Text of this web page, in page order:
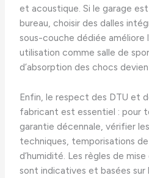
et acoustique. Si le garage
bureau, choisir des dalles
sous-couche dédiée améliore
utilisation comme salle de
d’absorption des chocs
Enfin, le respect des DTU et
fabricant est essentiel : pour
garantie décennale, vérifier
techniques, temporisations
d’humidité. Les règles de
sont indicatives et basées sur